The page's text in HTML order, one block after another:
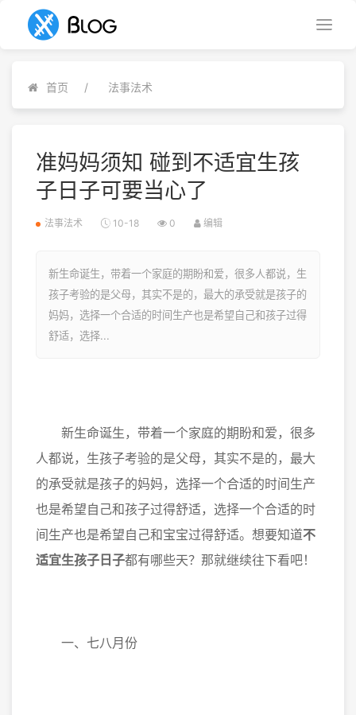
首页 法事法术
准妈妈须知 碰到不适宜生孩
子日子可要当心了
法事法术 10-18 0 编辑
新生命诞生，带着一个家庭的期盼和爱，很多人都说，生
孩子考验的是父母，其实不是的，最大的承受就是孩子的
妈妈，选择一个合适的时间生产也是希望自己和孩子过得
舒适，选择...
新生命诞生，带着一个家庭的期盼和爱，很多
人都说，生孩子考验的是父母，其实不是的，最大
的承受就是孩子的妈妈，选择一个合适的时间生产
也是希望自己和孩子过得舒适，选择一个合适的时
间生产也是希望自己和宝宝过得舒适。想要知道不
适宜生孩子日子都有哪些天？那就继续往下看吧！
一、七八月份